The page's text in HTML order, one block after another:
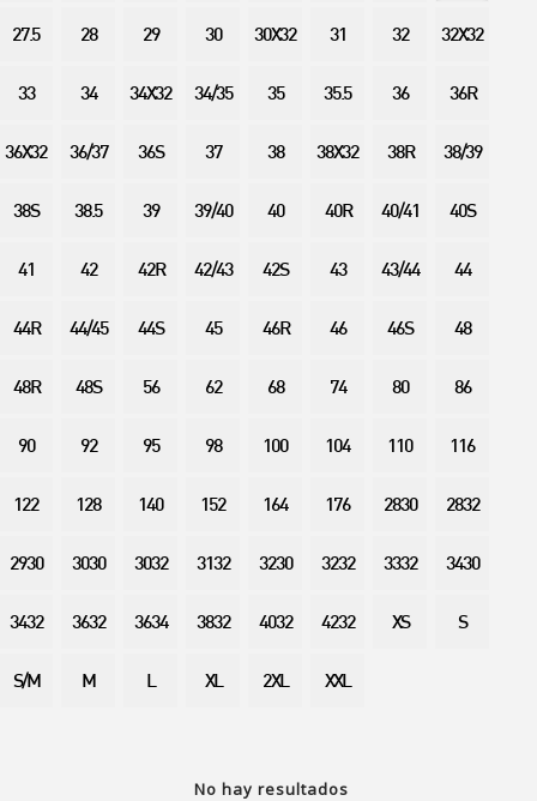
No hay resultados
27.5 28 29 30 30X32 31 32 32X32
33 34 34X32 34/35 35 35.5 36 36R
36X32 36/37 36S 37 38 38X32 38R 38/39
38S 38.5 39 39/40 40 40R 40/41 40S
41 42 42R 42/43 42S 43 43/44 44
44R 44/45 44S 45 46R 46 46S 48
48R 48S 56 62 68 74 80 86
90 92 95 98 100 104 110 116
122 128 140 152 164 176 2830 2832
2930 3030 3032 3132 3230 3232 3332 3430
3432 3632 3634 3832 4032 4232 XS S
S/M M L XL 2XL XXL